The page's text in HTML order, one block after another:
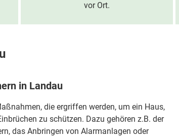
vor Ort.
in Landau
die ergriffen werden, um ein Haus,
zu schützen. Dazu gehören z.B. der
das Anbringen von Alarmanlagen oder